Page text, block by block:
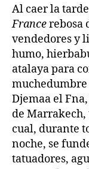
Al caer la
Francerebosa
vendedores y
humo,
atalaya para
Djemaa el
de
cual, durante
noche, se
tatuadores,